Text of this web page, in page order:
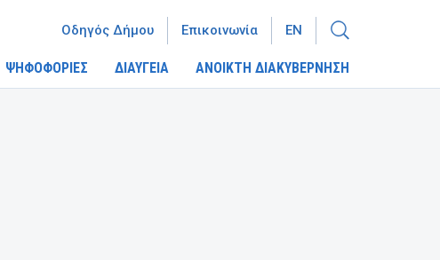
ΨΗΦΟΦΟΡΙΕΣ ΔΙΑΥΓΕΙΑ ΑΝΟΙΚΤΗ ΔΙΑΚΥΒΕΡΝΗΣΗ
Οδηγός Δήμου Επικοινωνία EN